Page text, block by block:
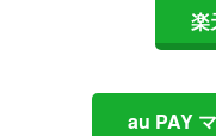
楽
au PAY